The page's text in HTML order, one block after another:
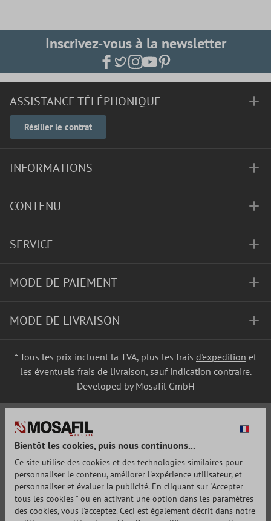
Inscrivez-vous à la newsletter
ASSISTANCE TÉLÉPHONIQUE
Résilier le contrat
INFORMATIONS
CONTENU
SERVICE
MODE DE PAIEMENT
MODE DE LIVRAISON
* Tous les prix incluent la TVA, plus les frais d'expédition et
les éventuels frais de livraison, sauf indication contraire.
Developed by Mosafil GmbH
Bientôt les cookies, puis nous continuons...
Ce site utilise des cookies et des technologies similaires pour
personnaliser le contenu, améliorer l'expérience utilisateur, et
personnaliser et évaluer la publicité. En cliquant sur "Accepter
tous les cookies " ou en activant une option dans les paramètres
des cookies, vous l'acceptez. Ceci est également décrit dans notre